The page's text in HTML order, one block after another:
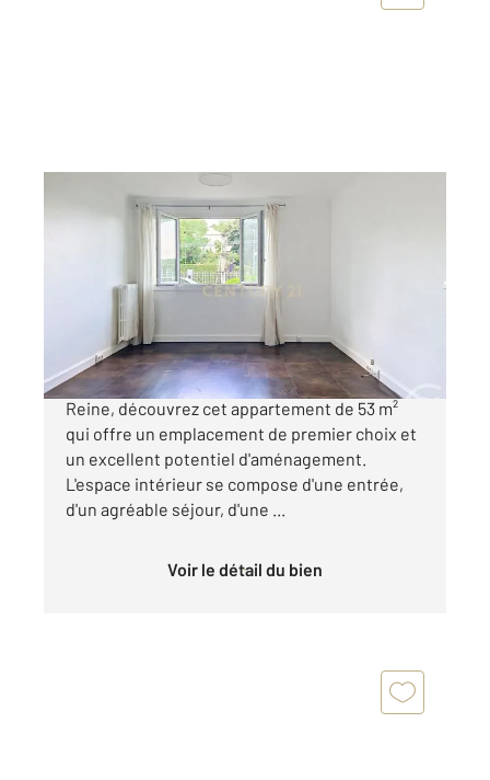
BOURG LA REINE 92
53,62 m
, 3 pièces
Appartement F3 à vendre
299 000 €
Idéalement situé en plein cœur de Bourg-la-
Reine, découvrez cet appartement de 53 m²
qui offre un emplacement de premier choix et
un excellent potentiel d'aménagement.
L'espace intérieur se compose d'une entrée,
d'un agréable séjour, d'une ...
Voir le détail du bien